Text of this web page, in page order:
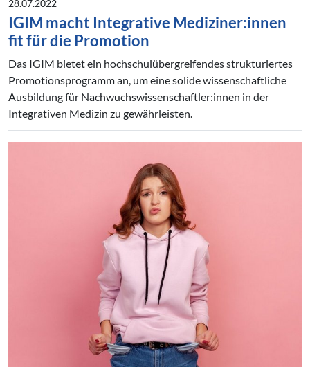
28.07.2022
IGIM macht Integrative Mediziner:innen
fit für die Promotion
Das IGIM bietet ein hochschulübergreifendes strukturiertes
Promotionsprogramm an, um eine solide wissenschaftliche
Ausbildung für Nachwuchswissenschaftler:innen in der
Integrativen Medizin zu gewährleisten.